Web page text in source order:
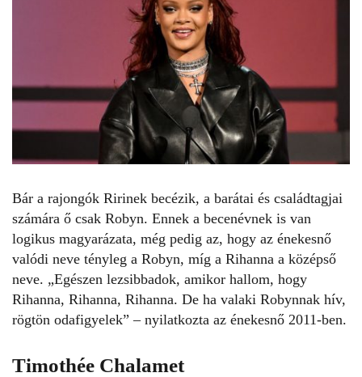
Bár a rajongók Ririnek becézik, a barátai és családtagjai
számára ő csak Robyn. Ennek a becenévnek is van
logikus magyarázata, még pedig az, hogy az énekesnő
valódi neve tényleg a Robyn, míg a Rihanna a középső
neve. „Egészen lezsibbadok, amikor hallom, hogy
Rihanna, Rihanna, Rihanna. De ha valaki Robynnak hív,
rögtön odafigyelek” – nyilatkozta az énekesnő 2011-ben.
Timothée Chalamet